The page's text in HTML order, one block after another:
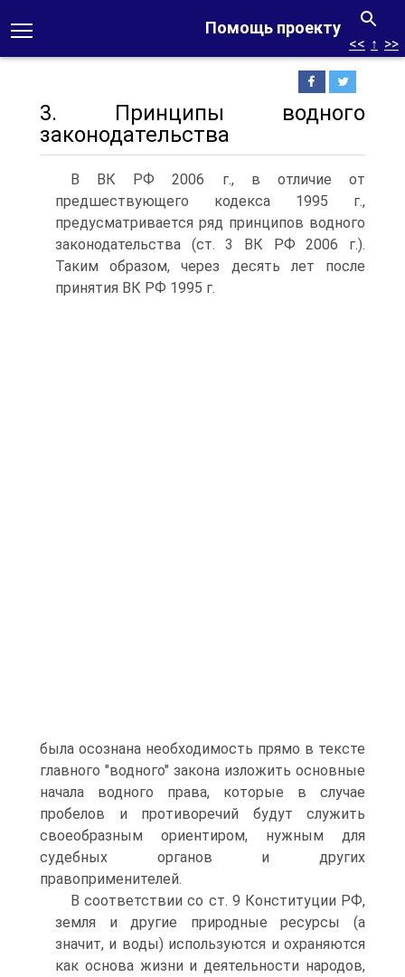
Помощь проекту
<< ↑ >>
3. Принципы водного
законодательства
В ВК РФ 2006 г., в отличие от
предшествующего кодекса 1995 г.,
предусматривается ряд принципов водного
законодательства (ст. 3 ВК РФ 2006 г.).
Таким образом, через десять лет после
принятия ВК РФ 1995 г.
была осознана необходимость прямо в тексте
главного "водного" закона изложить основные
начала водного права, которые в случае
пробелов и противоречий будут служить
своеобразным ориентиром, нужным для
судебных органов и других
правоприменителей.
В соответствии со ст. 9 Конституции РФ,
земля и другие природные ресурсы (а
значит, и воды) используются и охраняются
как основа жизни и деятельности народов,